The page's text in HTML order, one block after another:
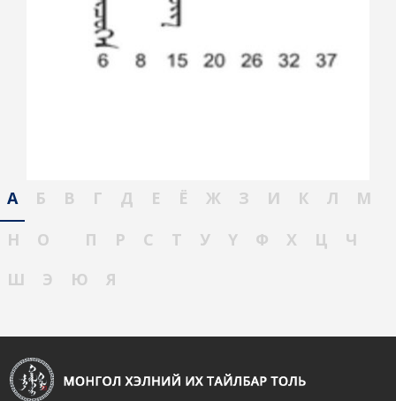
А Б В Г Д Е Ё Ж З И К Л
М
Н
О П Р С Т У Ү Ф Х Ц
Ч
Ш
Э Ю Я